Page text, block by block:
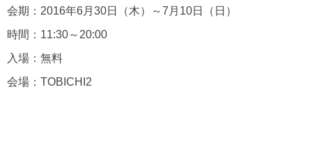
会期：2016年6月30日（木）～7月10日（日）
時間：11:30～20:00
入場：無料
会場：TOBICHI2